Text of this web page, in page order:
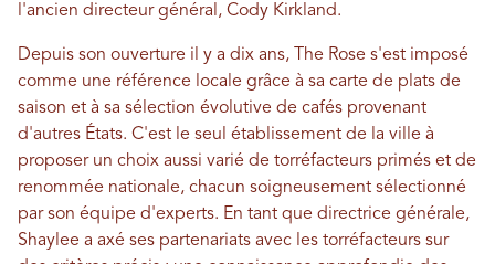
l'ancien directeur général, Cody Kirkland.
Depuis son ouverture il y a dix ans, The Rose s'est imposé
comme une référence locale grâce à sa carte de plats de
saison et à sa sélection évolutive de cafés provenant
d'autres États. C'est le seul établissement de la ville à
proposer un choix aussi varié de torréfacteurs primés et de
renommée nationale, chacun soigneusement sélectionné
par son équipe d'experts. En tant que directrice générale,
Shaylee a axé ses partenariats avec les torréfacteurs sur